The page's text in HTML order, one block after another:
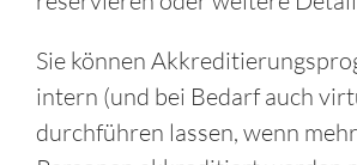
reservieren oder weitere
Sie können
intern (und bei Bedarf auch
durchführen lassen, wenn